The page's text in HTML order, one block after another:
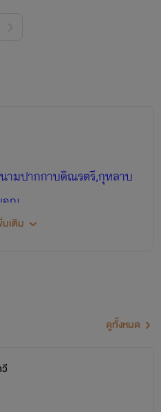
ามปากกาบดิณรตรี,กุหลาบ
ญ
kamekRomance/
มเติม
ดูทั้งหมด